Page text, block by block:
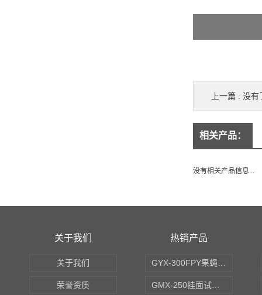
上一篇 : 没有
相关产品：
没有相关产品信息...
关于我们
关于我们
荣誉资质
热销产品